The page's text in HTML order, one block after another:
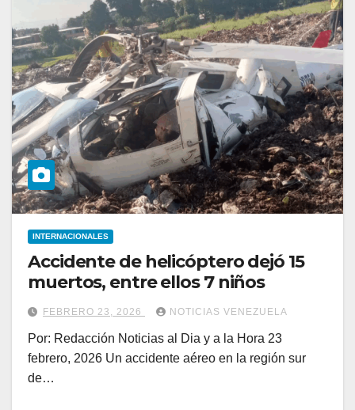
INTERNACIONALES
Accidente de helicóptero dejó 15
muertos, entre ellos 7 niños
FEBRERO 23, 2026 NOTICIAS VENEZUELA
Por: Redacción Noticias al Dia y a la Hora 23
febrero, 2026 Un accidente aéreo en la región sur
de…